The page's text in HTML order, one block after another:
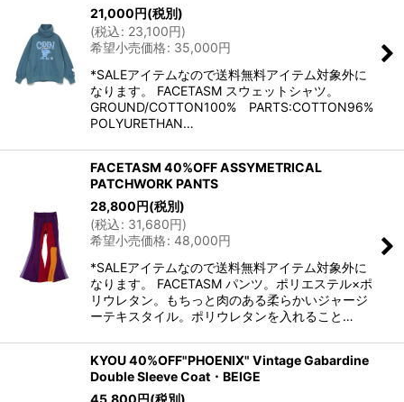
21,000円(税別)
(税込: 23,100円)
希望小売価格: 35,000円
*SALEアイテムなので送料無料アイテム対象外に
なります。 FACETASM スウェットシャツ。
GROUND/COTTON100% PARTS:COTTON96%
POLYURETHAN…
FACETASM 40%OFF ASSYMETRICAL
PATCHWORK PANTS
28,800円(税別)
(税込: 31,680円)
希望小売価格: 48,000円
*SALEアイテムなので送料無料アイテム対象外に
なります。 FACETASM パンツ。ポリエステル×ポ
リウレタン。もちっと肉のある柔らかいジャージ
ーテキスタイル。ポリウレタンを入れること…
KYOU 40%OFF"PHOENIX" Vintage Gabardine
Double Sleeve Coat・BEIGE